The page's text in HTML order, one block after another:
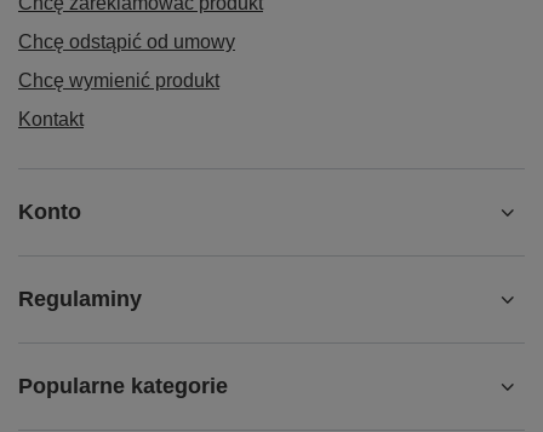
Chcę odstąpić od umowy
Chcę wymienić produkt
Kontakt
Konto
Regulaminy
Popularne kategorie